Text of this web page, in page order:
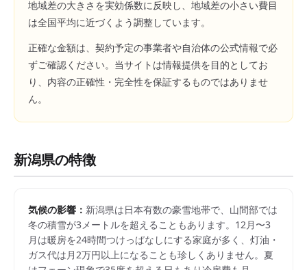
地域差の大きさを実効係数に反映し、地域差の小さい費目
は全国平均に近づくよう調整しています。
正確な金額は、契約予定の事業者や自治体の公式情報で必
ずご確認ください。当サイトは情報提供を目的としてお
り、内容の正確性・完全性を保証するものではありませ
ん。
新潟県の特徴
気候の影響： 新潟県は日本有数の豪雪地帯で、山間部では
冬の積雪が3メートルを超えることもあります。12月〜3
月は暖房を24時間つけっぱなしにする家庭が多く、灯油・
ガス代は月2万円以上になることも珍しくありません。夏